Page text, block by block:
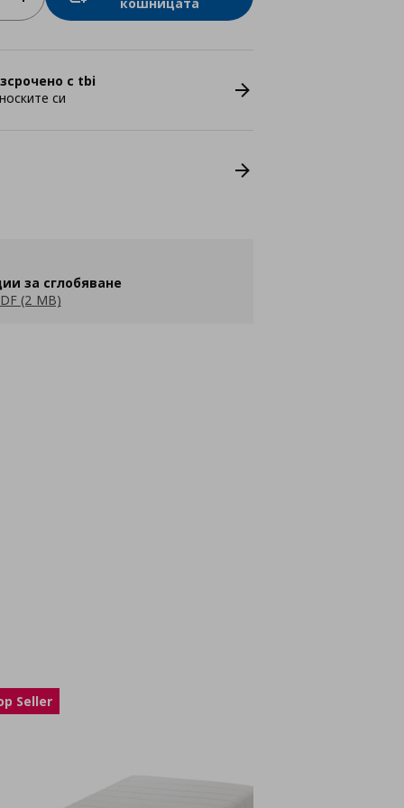
с tbi
си
за сглобяване
(2 MB)
Seller